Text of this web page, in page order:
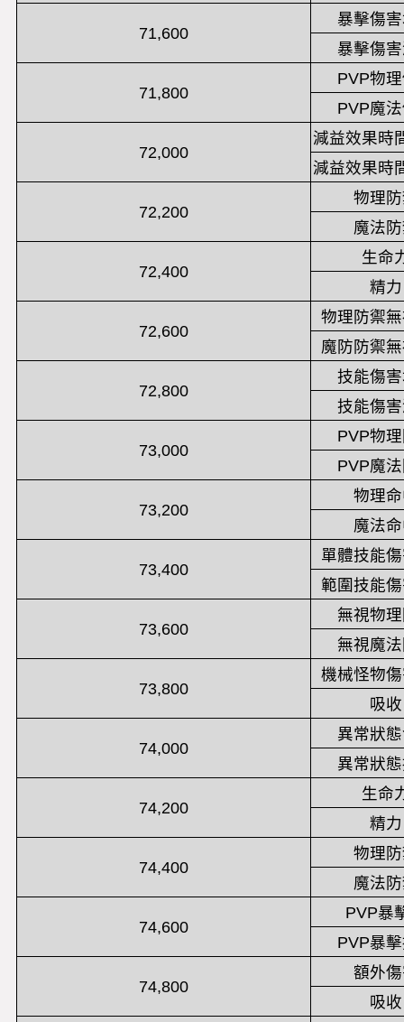
71,600
暴擊傷
暴擊傷
71,800
PVP物
PVP魔
72,000
減益效果時
減益效果時
72,200
物理
魔法
72,400
生命
精力
72,600
物理防禦
魔防防禦
72,800
技能傷
技能傷
73,000
PVP物
PVP魔
73,200
物理
魔法
73,400
單體技能
範圍技能
73,600
無視物
無視魔
73,800
機械怪物
吸收
74,000
異常狀
異常狀
74,200
生命
精力
74,400
物理
魔法
74,600
PVP暴
PVP暴
74,800
額外
吸收